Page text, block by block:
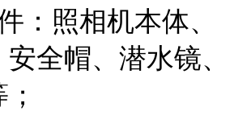
：照相机本体、
全帽、潜水镜、